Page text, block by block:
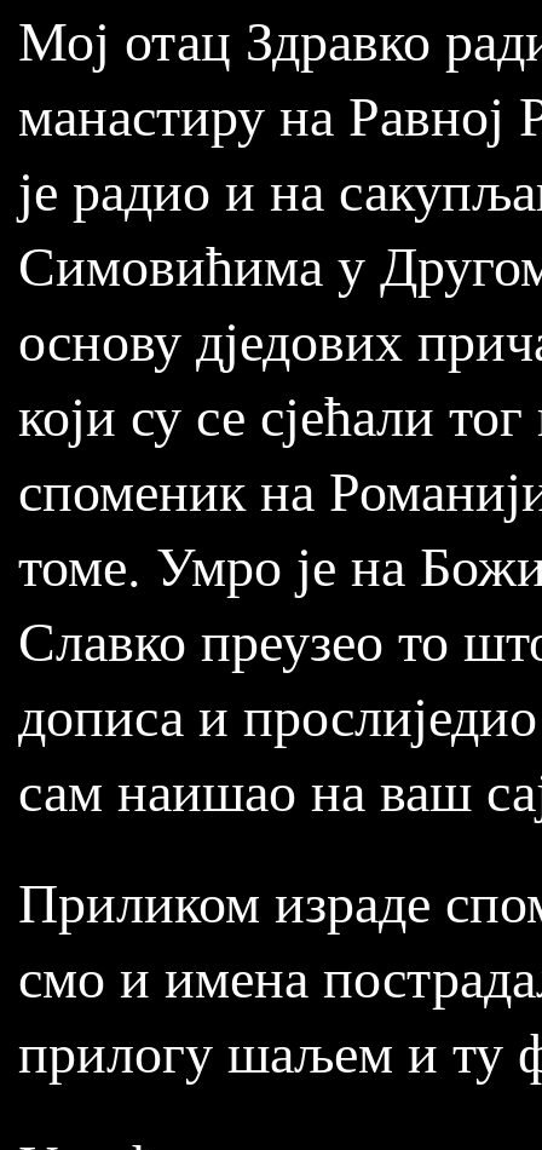
Мој отац Здравко
манастиру на Равној
је радио и на
Симовићима у
основу дједових
који су се сјећали
споменик на
томе. Умро је на
Славко преузео то
дописа и
сам наишао на ваш
Приликом израде
смо и имена
прилогу шаљем и ту